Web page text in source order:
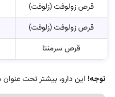
قرص زولوفت (زلوفت)
قرص زولوفت (زلوفت)
قرص سرمنتا
توجه! این دارو، بیشتر تحت